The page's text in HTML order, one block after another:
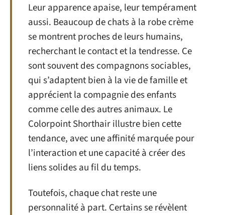
Leur apparence apaise, leur tempérament
aussi. Beaucoup de chats à la robe crème
se montrent proches de leurs humains,
recherchant le contact et la tendresse. Ce
sont souvent des compagnons sociables,
qui s’adaptent bien à la vie de famille et
apprécient la compagnie des enfants
comme celle des autres animaux. Le
Colorpoint Shorthair illustre bien cette
tendance, avec une affinité marquée pour
l’interaction et une capacité à créer des
liens solides au fil du temps.
Toutefois, chaque chat reste une
personnalité à part. Certains se révèlent